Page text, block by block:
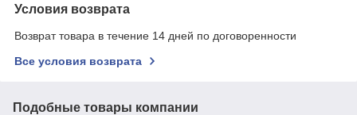
Условия возврата
Возврат товара в течение 14 дней по договоренности
Все условия возврата
Подобные товары компании